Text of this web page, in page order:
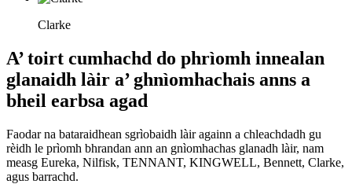
Clarke
A’ toirt cumhachd do phrìomh innealan
glanaidh làir a’ ghnìomhachais anns a
bheil earbsa agad
Faodar na bataraidhean sgrìobaidh làir againn a chleachdadh gu
rèidh le prìomh bhrandan ann an gnìomhachas glanadh làir, nam
measg Eureka, Nilfisk, TENNANT, KINGWELL, Bennett, Clarke,
agus barrachd.